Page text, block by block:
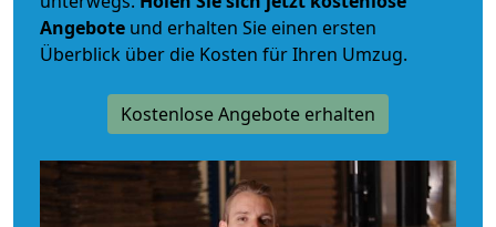
Angebote und erhalten Sie einen ersten
Überblick über die Kosten für Ihren Umzug.
Kostenlose Angebote erhalten